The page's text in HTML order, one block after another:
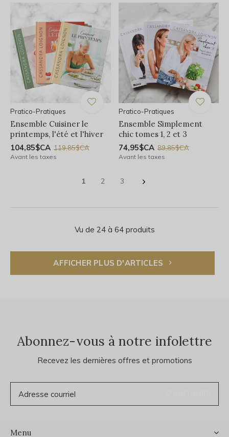
Pratico-Pratiques
Ensemble Cuisiner le
printemps, l'été et l'hiver
104,85$CA 119,85$CA
Avant les taxes
Pratico-Pratiques
Ensemble Simplement
chic tomes 1, 2 et 3
74,95$CA 89,85$CA
Avant les taxes
1 2 3
Vu de 24 à 64 produits
AFFICHER PLUS D'ARTICLES
Abonnez-vous à notre infolettre
Recevez les dernières offres et promotions
Menu